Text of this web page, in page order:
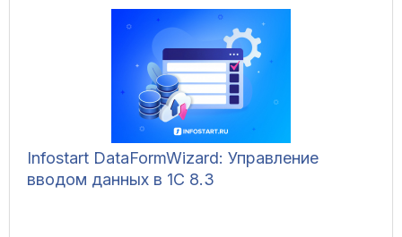
Infostart DataFormWizard: Управление
вводом данных в 1С 8.3